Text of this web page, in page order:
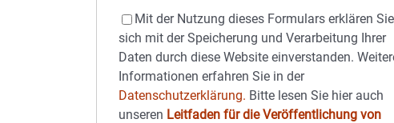
Mit der Nutzung dieses Formulars erklären Sie
sich mit der Speicherung und Verarbeitung Ihrer
Daten durch diese Website einverstanden.
Informationen erfahren Sie in der
Datenschutzerklärung. Bitte lesen Sie hier auch
unseren Leitfaden für die Veröffentlichung von